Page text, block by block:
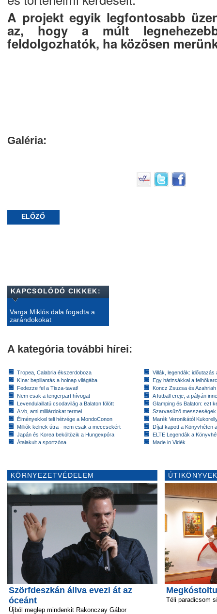
A projekt egyik legfontosabb
az, hogy a múlt
feldolgozhatók, ha közösen
Galéria:
ELŐZŐ
KAPCSOLÓDÓ CIKKEK:
Varga Miklós dala fogadta a
zarándokokat
A kategória további hírei:
Tropea, Calabria ékszerdoboza
Kína: bepillantás a holnap világába
Fedezze fel a Tisza-tavat!
Nem csak a tengerpart hívogat
Levendulaillatú csodavilág a Balaton fölött
A vb, ami milliárdokat termel
Élményekkel teli hétvége a MondoConon
Milliók kelnek útra - nem csak a meccsekért
Japán és Korea beköltözik a Hungexpóra
Átalakult a sportzóna
Villák, legendák: időutazás
Egy hátizsákkal a
Koncz Zsuzsa és
A futball ereje, a pályán
Glamping és Balaton: ezt
Szarvasűző messzeségek
Marék Veronikától
Díjat kapott a Könyvhéten
ELTE Legendák a
Made in Vidék
KÖRNYEZETVÉDELEM
Szörfdeszkán állva evezi át az
óceánt
Újból meglep mindenkit Rakonczay Gábor
Téli paradicsom